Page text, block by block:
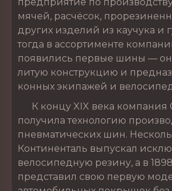
мячей, расчёсок,
других изделий из каучука и
тогда в ассортименте
появились первые шины —
литую конструкцию и
конных экипажей и
К концу XIX века компания
получила технологию
пневматических шин.
Континенталь выпускал
велосипедную резину, а в
представил свою первую